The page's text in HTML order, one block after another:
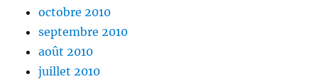
octobre 2010
septembre 2010
août 2010
juillet 2010